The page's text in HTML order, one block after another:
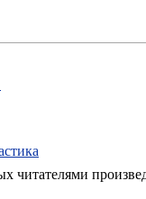
читателями